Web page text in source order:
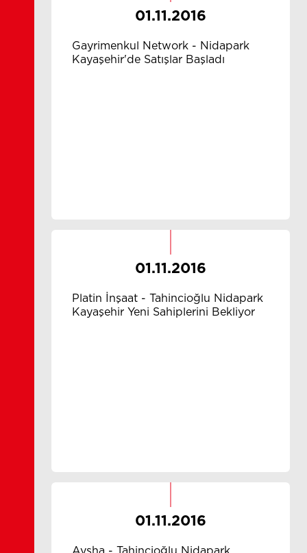
01.11.2016
Gayrimenkul Network - Nidapark
Kayaşehir'de Satışlar Başladı
01.11.2016
Platin İnşaat - Tahincioğlu Nidapark
Kayaşehir Yeni Sahiplerini Bekliyor
01.11.2016